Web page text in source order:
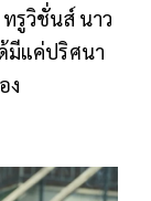
รูวิชั่นส์ นาว
มีแค่ปริศนา
ง